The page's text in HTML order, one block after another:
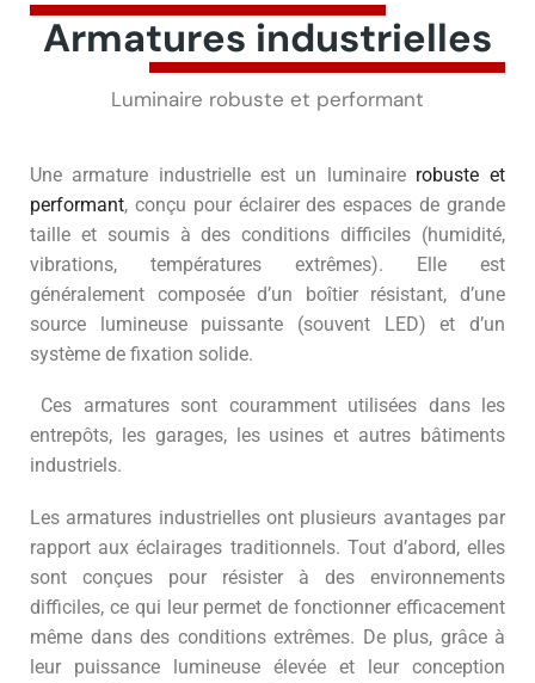
Armatures industrielles
Luminaire robuste et performant
Une armature industrielle est un luminaire robuste et
performant, conçu pour éclairer des espaces de grande
taille et soumis à des conditions difficiles (humidité,
vibrations, températures extrêmes). Elle est
généralement composée d’un boîtier résistant, d’une
source lumineuse puissante (souvent LED) et d’un
système de fixation solide.
Ces armatures sont couramment utilisées dans les
entrepôts, les garages, les usines et autres bâtiments
industriels.
Les armatures industrielles ont plusieurs avantages par
rapport aux éclairages traditionnels. Tout d’abord, elles
sont conçues pour résister à des environnements
difficiles, ce qui leur permet de fonctionner efficacement
même dans des conditions extrêmes. De plus, grâce à
leur puissance lumineuse élevée et leur conception